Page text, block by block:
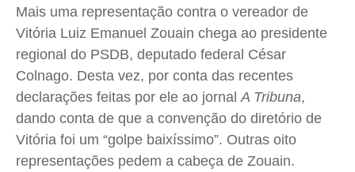
Mais uma representação contra o vereador de
Vitória Luiz Emanuel Zouain chega ao presidente
regional do PSDB, deputado federal César
Colnago. Desta vez, por conta das recentes
declarações feitas por ele ao jornalA Tribuna,
dando conta de que a convenção do diretório de
Vitória foi um “golpe baixíssimo”. Outras oito
representações pedem a cabeça de Zouain.